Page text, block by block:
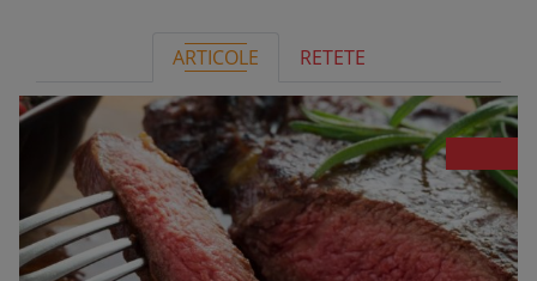
ARTICOLE RETETE